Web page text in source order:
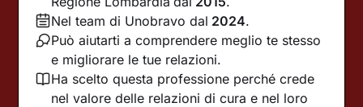
Nel team di Unobravo dal 2024.
Può aiutarti a comprendere meglio te stesso
e migliorare le tue relazioni.
Ha scelto questa professione perché crede
nel valore delle relazioni di cura e nel loro